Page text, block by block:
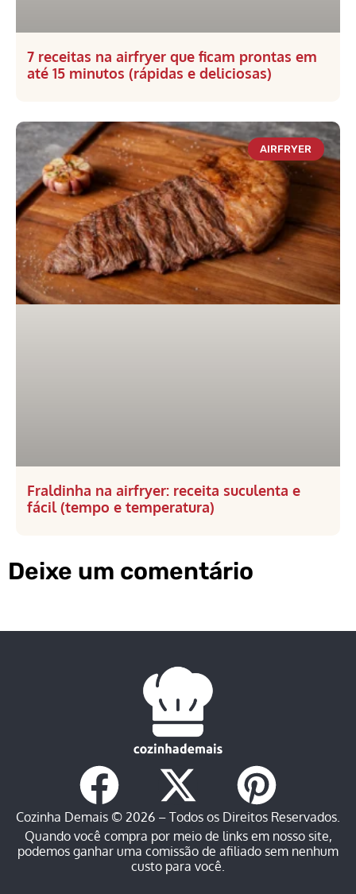
7 receitas na airfryer que ficam prontas em
até 15 minutos (rápidas e deliciosas)
AIRFRYER
Fraldinha na airfryer: receita suculenta e
fácil (tempo e temperatura)
Deixe um comentário
Cozinha Demais © 2026 – Todos os Direitos Reservados.
Quando você compra por meio de links em nosso site,
podemos ganhar uma comissão de afiliado sem nenhum
custo para você.